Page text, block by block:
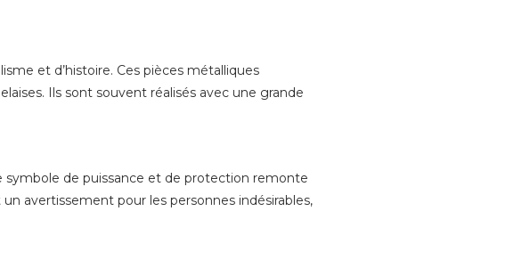
et d’histoire. Ces pièces métalliques
Ils sont souvent réalisés avec une grande
symbole de puissance et de protection remonte
avertissement pour les personnes indésirables,